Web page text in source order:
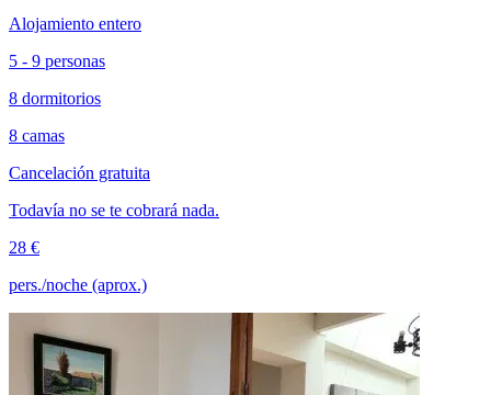
Alojamiento entero
5 - 9 personas
8 dormitorios
8 camas
Cancelación gratuita
Todavía no se te cobrará nada.
28 €
pers./noche (aprox.)